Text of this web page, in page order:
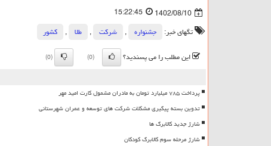
1402/08/10
15:22:45
تگهای خبر:
جشنواره , شركت , طلا ,
كشور
این مطلب را می پسندید؟
(0)
(0)
پرداخت ۷۸۵ میلیارد تومان به مادران مشمول کارت امید مهر
تدوین بسته پیگیری مشکلات شرکت های توسعه و عمران شهرستانی
شارژ جدید کالابرگ ها
شارژ مرحله سوم کالابرگ کودکان